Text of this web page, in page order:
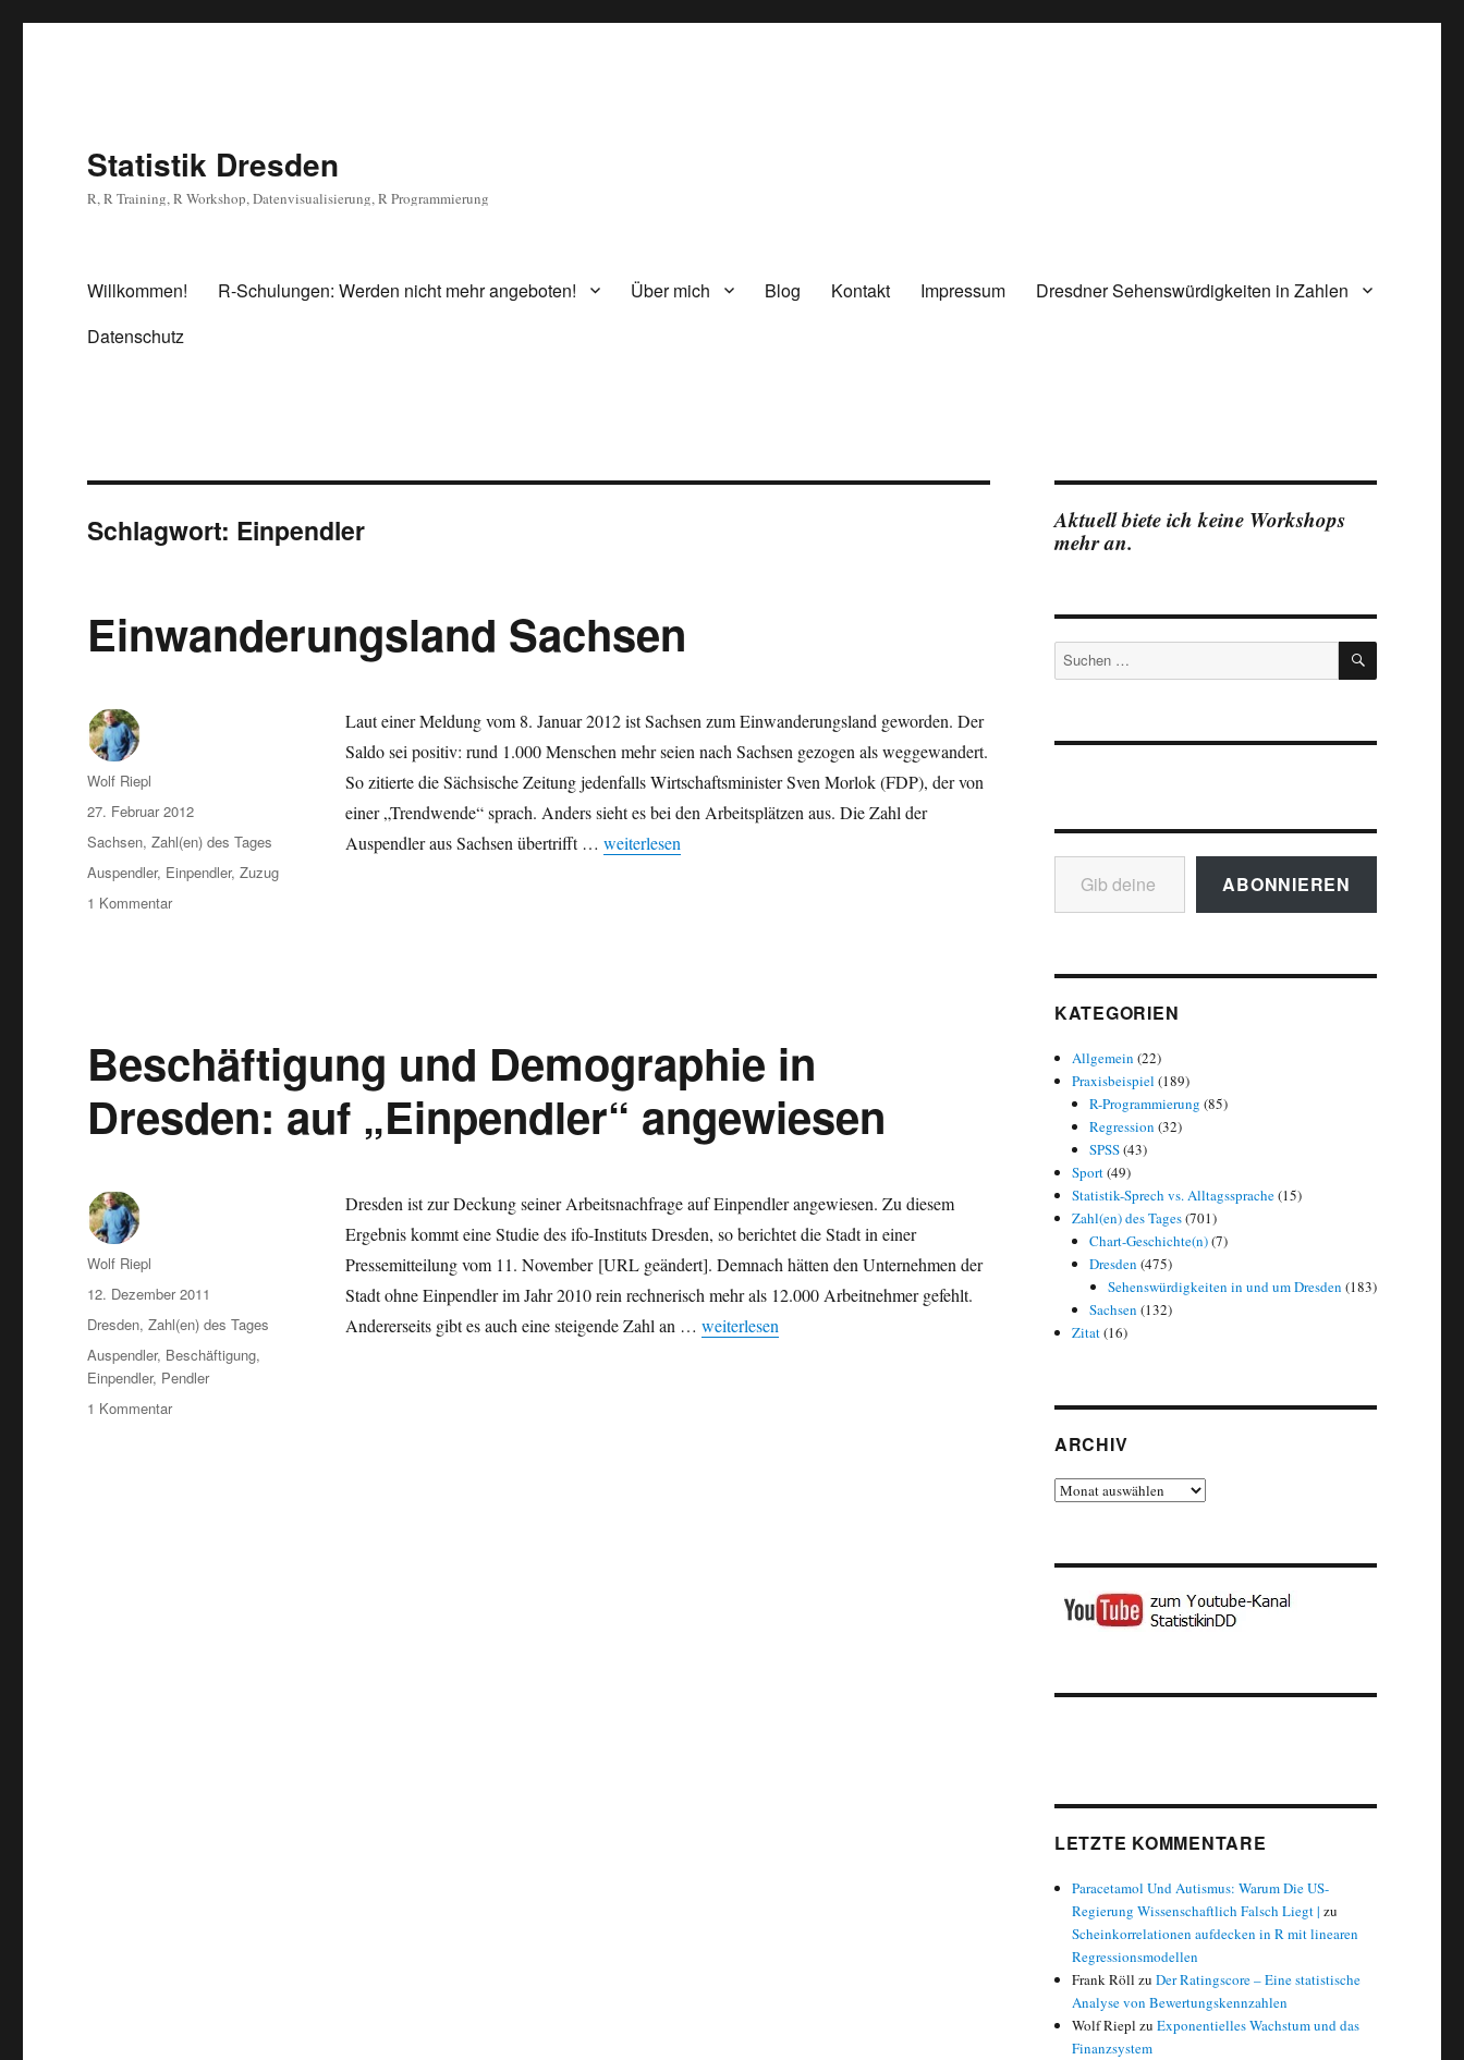
Statistik Dresden
R, R Training, R Workshop, Datenvisualisierung, R Programmierung
Willkommen! R-Schulungen: Werden nicht mehr angeboten! Über mich Blog Kontakt Impressum
Dresdner Sehenswürdigkeiten in Zahlen
Datenschutz
Schlagwort: Einpendler
Einwanderungsland Sachsen
Laut einer Meldung vom 8. Januar 2012 ist Sachsen zum Einwanderungsland geworden. Der
Saldo sei positiv: rund 1.000 Menschen mehr seien nach Sachsen gezogen als weggewandert.
So zitierte die Sächsische Zeitung jedenfalls Wirtschaftsminister Sven Morlok (FDP), der von
einer „Trendwende“ sprach. Anders sieht es bei den Arbeitsplätzen aus. Die Zahl der
Auspendler aus Sachsen übertrifft … „Einwanderungsland Sachsen“
weiterlesen
Autor
Wolf Riepl
Veröffentlicht
am
27. Februar 2012
Kategorien
Sachsen,Zahl(en) des Tages
Schlagwörter
Auspendler, Einpendler,Zuzug
1 Kommentarzu
Beschäftigung und Demographie in
Dresden: auf „Einpendler“ angewiesen
Dresden ist zur Deckung seiner Arbeitsnachfrage auf Einpendler angewiesen. Zu diesem
Ergebnis kommt eine Studie des ifo-Instituts Dresden, so berichtet die Stadt in einer
Pressemitteilung vom 11. November [URL geändert]. Demnach hätten den Unternehmen der
Stadt ohne Einpendler im Jahr 2010 rein rechnerisch mehr als 12.000 Arbeitnehmer gefehlt.
Andererseits gibt es auch eine steigende Zahl an … „Beschäftigung und Demographie in Dresden: auf „Einpendler“ angewiesen“
weiterlesen
Autor
Wolf Riepl
Veröffentlicht
am
12. Dezember 2011
Kategorien
Dresden,Zahl(en) des Tages
Schlagwörter
Auspendler, Beschäftigung,
Einpendler, Pendler
1 Kommentarzu
Aktuell biete ich keine Workshops
mehr an.
Suchen
nach:
SUCHEN
Gib deine E-Mail-Adresse ein ...
ABONNIEREN
KATEGORIEN
Allgemein (22)
Praxisbeispiel (189)
R-Programmierung (85)
Regression (32)
SPSS(43)
Sport(49)
Statistik-Sprech vs. Alltagssprache(15)
Zahl(en) des Tages(701)
Chart-Geschichte(n)(7)
Dresden (475)
Sehenswürdigkeiten in und um Dresden (183)
Sachsen (132)
Zitat(16)
ARCHIV
Archiv
LETZTE KOMMENTARE
Paracetamol Und Autismus: Warum Die US-
Regierung Wissenschaftlich Falsch Liegt | zu
Scheinkorrelationen aufdecken in R mit linearen
Regressionsmodellen
Frank Röll zuDer Ratingscore – Eine statistische
Analyse von Bewertungskennzahlen
Wolf Riepl zuExponentielles Wachstum und das
Finanzsystem